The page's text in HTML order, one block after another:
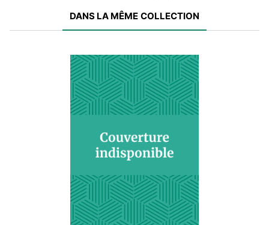
DANS LA MÊME COLLECTION